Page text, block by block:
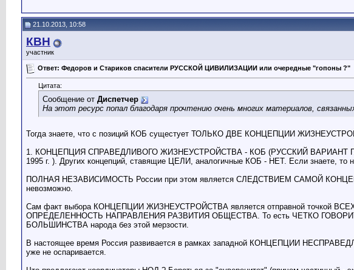
21.10.2013, 10:58
КВН
участник
Ответ: Федоров и Стариков спасители РУССКОЙ ЦИВИЛИЗАЦИИ или очередные "гопоны ?"
Цитата:
Сообщение от Диспетчер
На этот ресурс попал благодаря прочтению очень многих материалов,
Тогда знаете, что с позиций КОБ сущестует ТОЛЬКО ДВЕ КОНЦЕПЦИИ
1. КОНЦЕПЦИЯ СПРАВЕДЛИВОГО ЖИЗНЕУСТРОЙСТВА - КОБ (РУССКИЙ ВАРИАНТ
1995 г. ). Других концепций, ставящие ЦЕЛИ, аналогичные КОБ - НЕТ. Если знаете, то
ПОЛНАЯ НЕЗАВИСИМОСТЬ России при этом является СЛЕДСТВИЕМ САМОЙ
невозможно.
Сам факт выбора КОНЦЕПЦИИ ЖИЗНЕУСТРОЙСТВА является отправной
ОПРЕДЕЛЕННОСТЬ НАПРАВЛЕНИЯ РАЗВИТИЯ ОБЩЕСТВА. То есть ЧЕТКО
БОЛЬШИНСТВА народа без этой мерзости.
В настоящее время Россия развивается в рамках западной КОНЦЕПЦИИ
уже не оспаривается.